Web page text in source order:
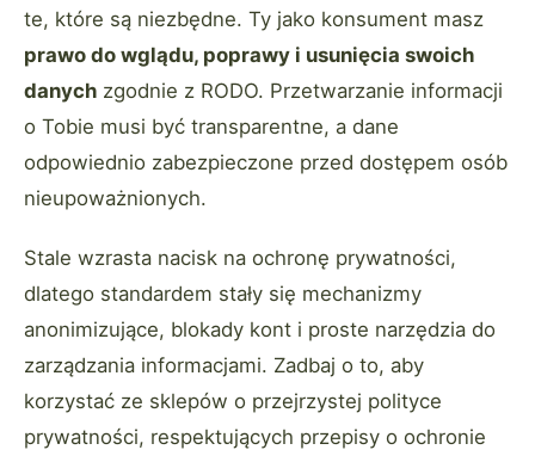
te, które są niezbędne. Ty jako konsument masz
prawo do wglądu, poprawy i usunięcia swoich
danych zgodnie z RODO. Przetwarzanie informacji
o Tobie musi być transparentne, a dane
odpowiednio zabezpieczone przed dostępem osób
nieupoważnionych.
Stale wzrasta nacisk na ochronę prywatności,
dlatego standardem stały się mechanizmy
anonimizujące, blokady kont i proste narzędzia do
zarządzania informacjami. Zadbaj o to, aby
korzystać ze sklepów o przejrzystej polityce
prywatności, respektujących przepisy o ochronie